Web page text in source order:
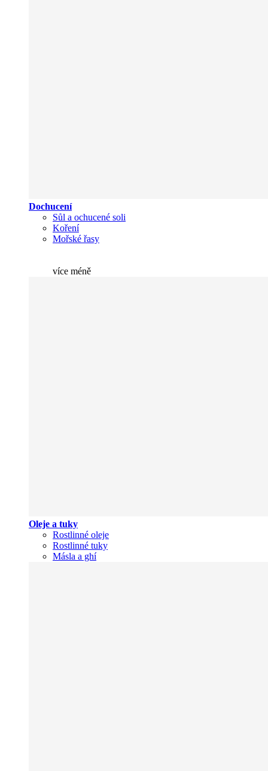
Dochucení
Sůl a ochucené soli
Koření
Mořské řasy
více méně
Oleje a tuky
Rostlinné oleje
Rostlinné tuky
Másla a ghí